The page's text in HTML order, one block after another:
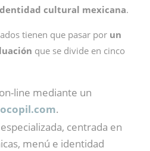
cultural mexicana.
tienen que pasar por un
que se divide en cinco
on-line mediante un
.
especializada, centrada en
menú e identidad